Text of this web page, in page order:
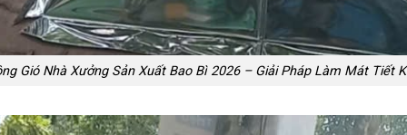
Gió Nhà Xưởng Sản Xuất Bao Bì 2026 – Giải Pháp Làm Mát Tiết